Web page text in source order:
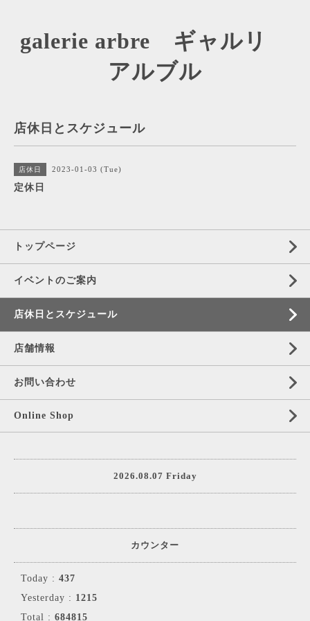
galerie arbre ギャルリ
アルブル
店休日とスケジュール
店休日 2023-01-03 (Tue)
定休日
トップページ
イベントのご案内
店休日とスケジュール
店舗情報
お問い合わせ
Online Shop
2026.08.07 Friday
カウンター
Today : 437
Yesterday : 1215
Total : 684815